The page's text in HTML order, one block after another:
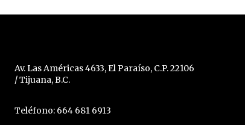
Av. Las Américas 4633, El Paraíso, C.P. 22106
/ Tijuana, B.C.
Teléfono: 664 681 6913